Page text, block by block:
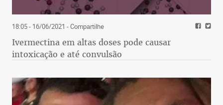
18:05 - 16/06/2021 - Compartilhe
Ivermectina em altas doses pode causar
intoxicação e até convulsão